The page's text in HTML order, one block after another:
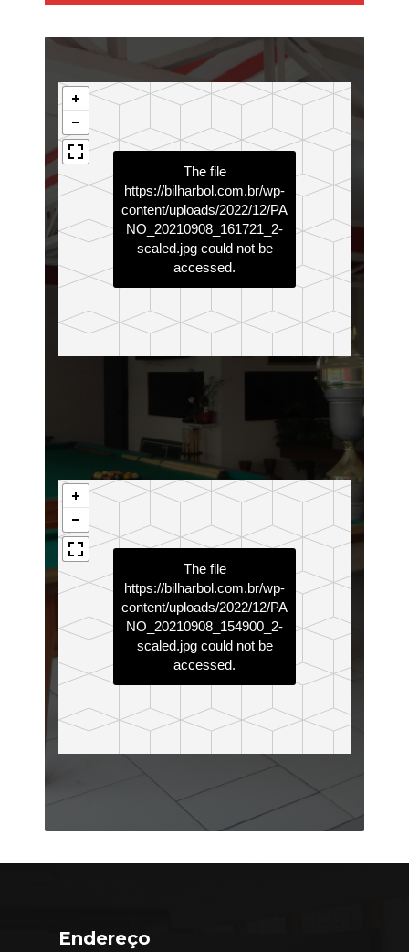
The file
https://bilharbol.com.br/wp-
content/uploads/2022/12/PA
NO_20210908_161721_2-
scaled.jpgcould not be
accessed.
The file
https://bilharbol.com.br/wp-
content/uploads/2022/12/PA
NO_20210908_154900_2-
scaled.jpgcould not be
accessed.
Endereço